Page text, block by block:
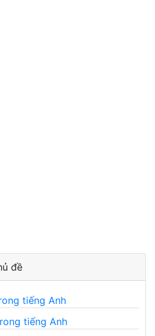
đề
tiếng Anh
tiếng Anh